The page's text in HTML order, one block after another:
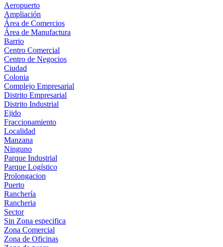
Aeropuerto
Ampliación
Área de Comercios
Área de Manufactura
Barrio
Centro Comercial
Centro de Negocios
Ciudad
Colonia
Complejo Empresarial
Distrito Empresarial
Distrito Industrial
Ejido
Fraccionamiento
Localidad
Manzana
Ninguno
Parque Industrial
Parque Logístico
Prolongacion
Puerto
Ranchería
Rancheria
Sector
Sin Zona especifica
Zona Comercial
Zona de Oficinas